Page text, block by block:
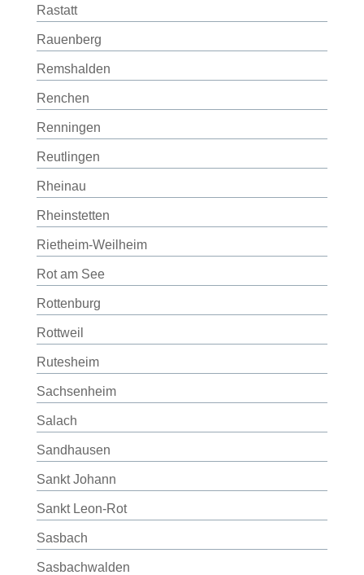
Rastatt
Rauenberg
Remshalden
Renchen
Renningen
Reutlingen
Rheinau
Rheinstetten
Rietheim-Weilheim
Rot am See
Rottenburg
Rottweil
Rutesheim
Sachsenheim
Salach
Sandhausen
Sankt Johann
Sankt Leon-Rot
Sasbach
Sasbachwalden